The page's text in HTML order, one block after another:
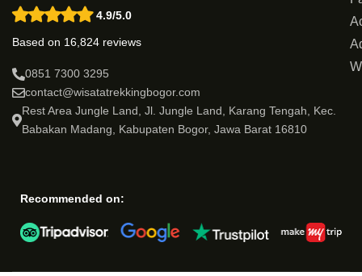
4.9/5.0
Based on 16,824 reviews
0851 7300 3295
contact@wisatatrekkingbogor.com
Rest Area Jungle Land, Jl. Jungle Land, Karang Tengah, Kec.
Babakan Madang, Kabupaten Bogor, Jawa Barat 16810
Recommended on: